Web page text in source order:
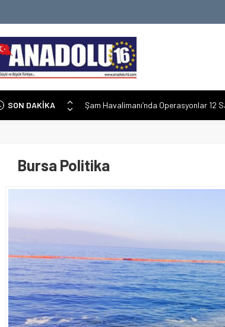
SON DAKİKA
Şam Havalimanı’nda Operasyonlar 12
Ermenistan Parlamento Seçimlerinde
Malatya Battalgazi’de 3.6 Deprem
Bursa Politika